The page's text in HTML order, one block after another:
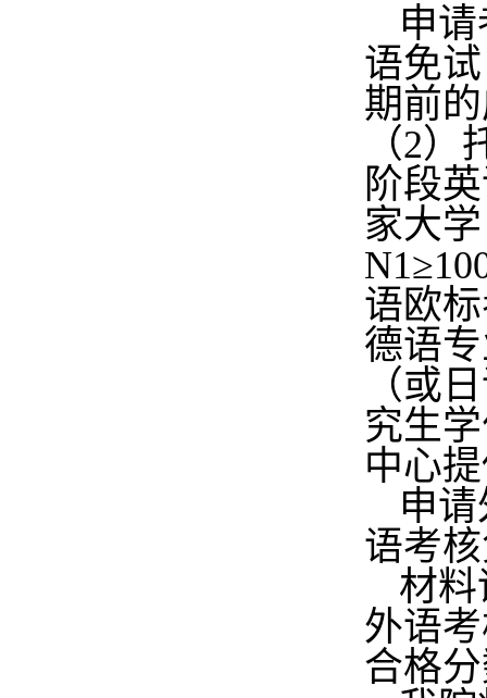
申
语免
期前
（2）
阶段
家大
N1≥
语欧
德语
（或
究生
中心
申
语考
材
外语
合格